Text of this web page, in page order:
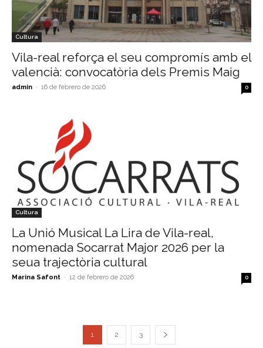
Cultura
Vila-real reforça el seu compromís amb el
valencià: convocatòria dels Premis Maig
admin - 16 de febrero de 2026 0
Cultura
La Unió Musical La Lira de Vila-real,
nomenada Socarrat Major 2026 per la
seua trajectòria cultural
Marina Safont - 12 de febrero de 2026 0
1 2 3